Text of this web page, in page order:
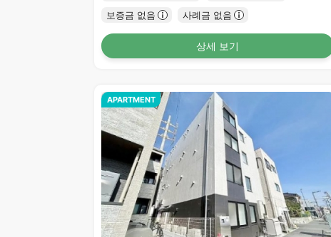
보증금 없음
사례금 없음
상세 보기
APARTMENT